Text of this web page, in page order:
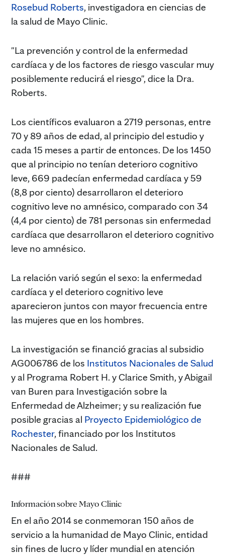
Rosebud Roberts, investigadora en ciencias de
la salud de Mayo Clinic.
"La prevención y control de la enfermedad
cardíaca y de los factores de riesgo vascular muy
posiblemente reducirá el riesgo", dice la Dra.
Roberts.
Los científicos evaluaron a 2719 personas, entre
70 y 89 años de edad, al principio del estudio y
cada 15 meses a partir de entonces. De los 1450
que al principio no tenían deterioro cognitivo
leve, 669 padecían enfermedad cardíaca y 59
(8,8 por ciento) desarrollaron el deterioro
cognitivo leve no amnésico, comparado con 34
(4,4 por ciento) de 781 personas sin enfermedad
cardíaca que desarrollaron el deterioro cognitivo
leve no amnésico.
La relación varió según el sexo: la enfermedad
cardíaca y el deterioro cognitivo leve
aparecieron juntos con mayor frecuencia entre
las mujeres que en los hombres.
La investigación se financió gracias al subsidio
AG006786 de los Institutos Nacionales de Salud
y al Programa Robert H. y Clarice Smith, y Abigail
van Buren para Investigación sobre la
Enfermedad de Alzheimer; y su realización fue
posible gracias al Proyecto Epidemiológico de
Rochester, financiado por los Institutos
Nacionales de Salud.
###
Información sobre Mayo Clinic
En el año 2014 se conmemoran 150 años de
servicio a la humanidad de Mayo Clinic, entidad
sin fines de lucro y líder mundial en atención